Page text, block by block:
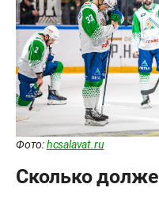
Фото:hcsalavat.ru
Сколько